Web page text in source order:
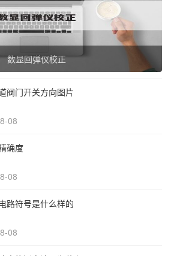
数显回弹仪校正
阀门开关方向图片
08
确度
08
路符号是什么样的
08